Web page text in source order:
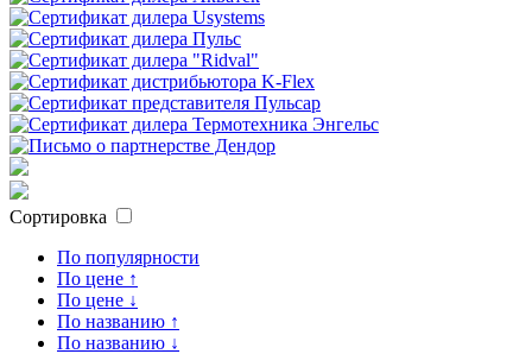
Сортировка
По популярности
По цене ↑
По цене ↓
По названию ↑
По названию ↓